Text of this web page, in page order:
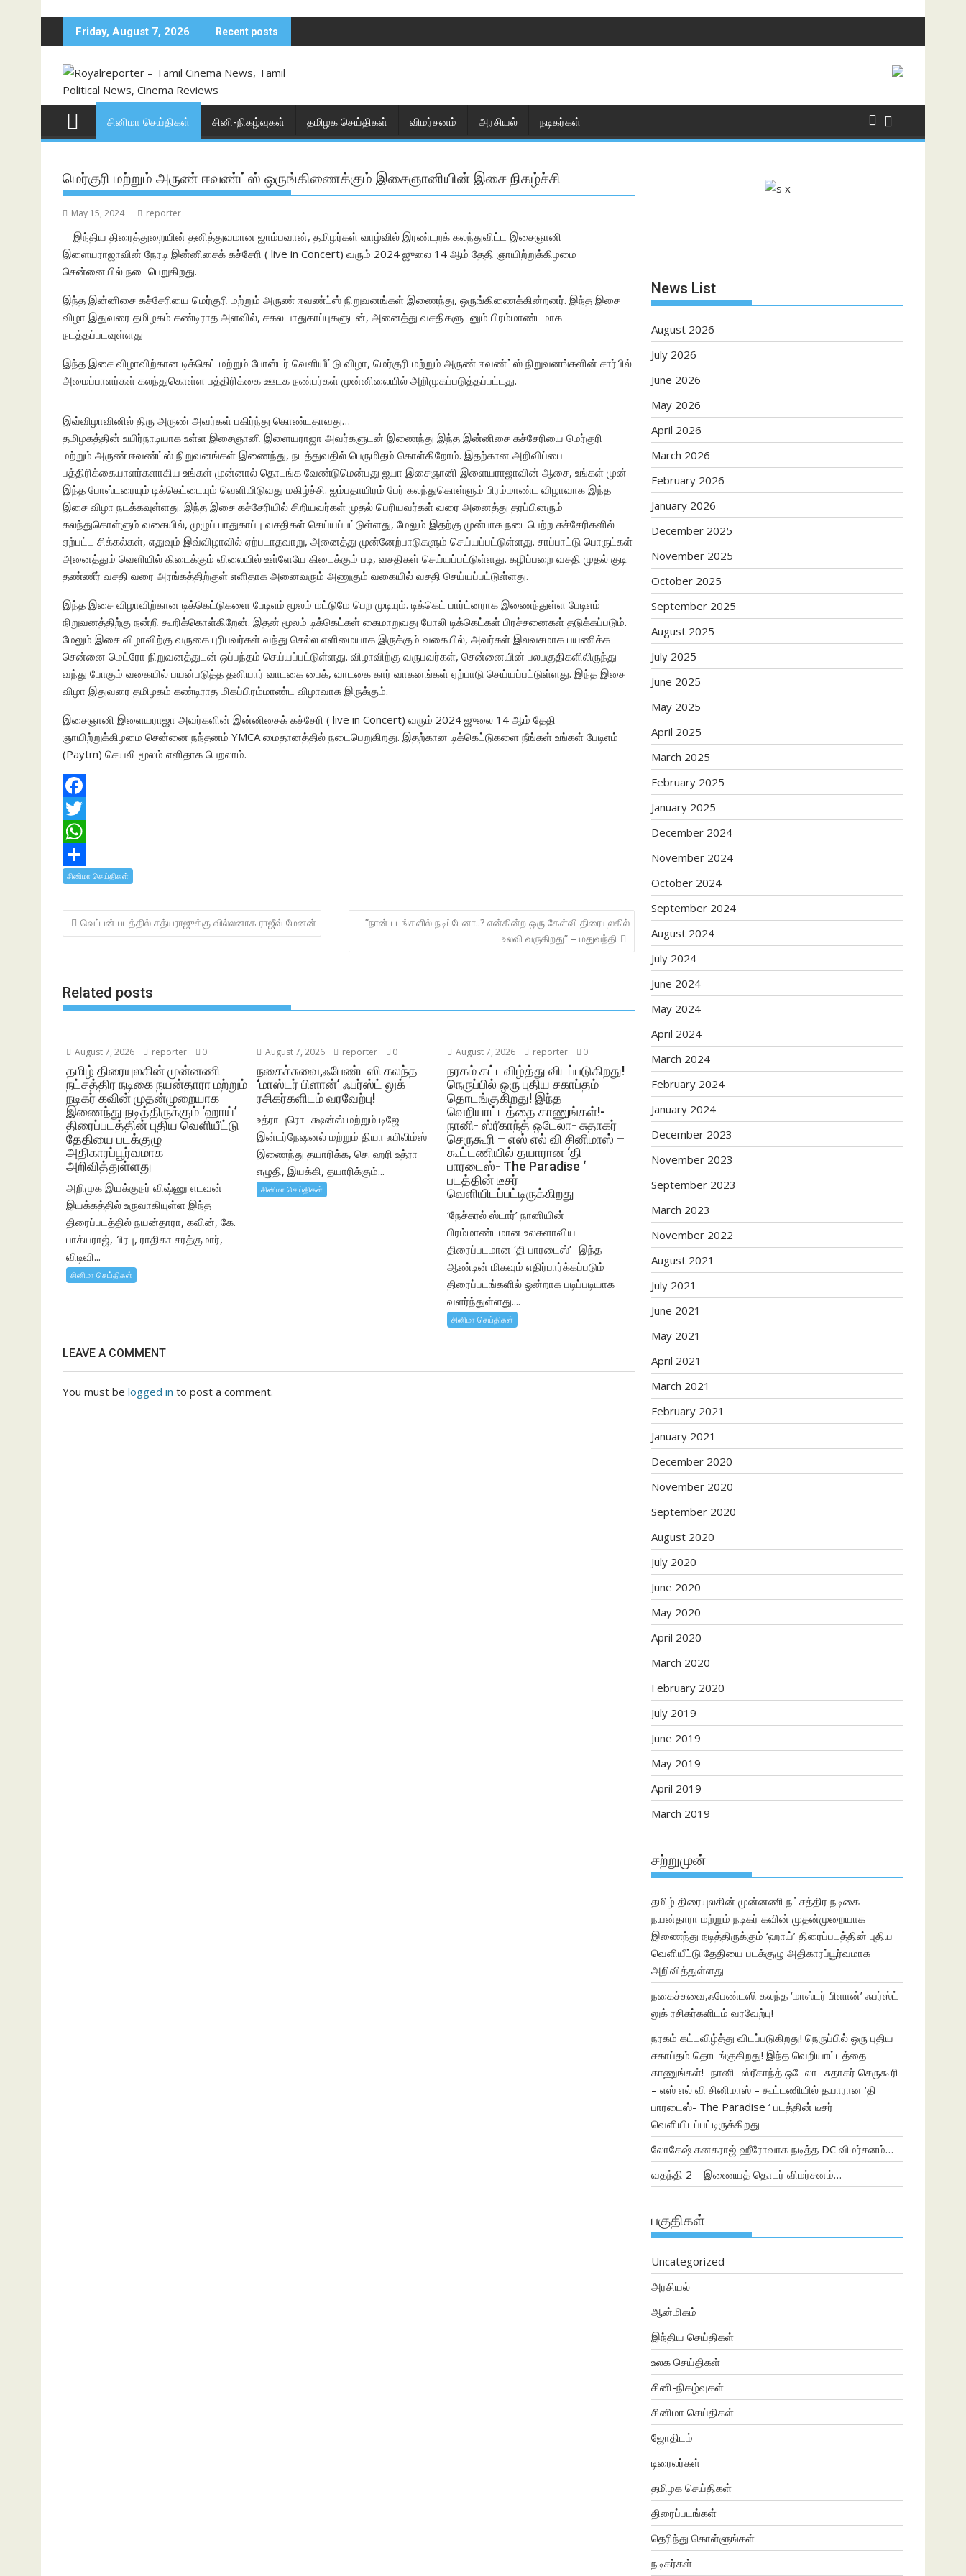
content
Friday, August 7, 2026 Recent posts
சினிமா செய்திகள் சினி-நிகழ்வுகள் தமிழக செய்திகள் விமர்சனம் அரசியல் நடிகர்கள்
மெர்குரி மற்றும் அருண் ஈவண்ட்ஸ் ஒருங்கிணைக்கும் இசைஞானியின் இசை நிகழ்ச்சி
May 15, 2024 reporter
இந்திய திரைத்துறையின் தனித்துவமான ஜாம்பவான், தமிழர்கள் வாழ்வில் இரண்டறக் கலந்துவிட்ட இசைஞானி
இளையராஜாவின் நேரடி இன்னிசைக் கச்சேரி ( live in Concert) வரும் 2024 ஜுலை 14 ஆம் தேதி ஞாயிற்றுக்கிழமை
சென்னையில் நடைபெறுகிறது.
இந்த இன்னிசை கச்சேரியை மெர்குரி மற்றும் அருண் ஈவண்ட்ஸ் நிறுவனங்கள் இணைந்து, ஒருங்கிணைக்கின்றனர். இந்த இசை
விழா இதுவரை தமிழகம் கண்டிராத அளவில், சகல பாதுகாப்புகளுடன், அனைத்து வசதிகளுடனும் பிரம்மாண்டமாக
நடத்தப்படவுள்ளது
இந்த இசை விழாவிற்கான டிக்கெட் மற்றும் போஸ்டர் வெளியீட்டு விழா, மெர்குரி மற்றும் அருண் ஈவண்ட்ஸ் நிறுவனங்களின் சார்பில்
அமைப்பாளர்கள் கலந்துகொள்ள பத்திரிக்கை ஊடக நண்பர்கள் முன்னிலையில் அறிமுகப்படுத்தப்பட்டது.
இவ்விழாவினில் திரு அருண் அவர்கள் பகிர்ந்து கொண்டதாவது…
தமிழகத்தின் உயிர்நாடியாக உள்ள இசைஞானி இளையராஜா அவர்களுடன் இணைந்து இந்த இன்னிசை கச்சேரியை மெர்குரி
மற்றும் அருண் ஈவண்ட்ஸ் நிறுவனங்கள் இணைந்து, நடத்துவதில் பெருமிதம் கொள்கிறோம். இதற்கான அறிவிப்பை
பத்திரிக்கையாளர்களாகிய உங்கள் முன்னால் தொடங்க வேண்டுமென்பது ஐயா இசைஞானி இளையராஜாவின் ஆசை, உங்கள் முன்
இந்த போஸ்டரையும் டிக்கெட்டையும் வெளியிடுவது மகிழ்ச்சி. ஐம்பதாயிரம் பேர் கலந்துகொள்ளும் பிரம்மாண்ட விழாவாக இந்த
இசை விழா நடக்கவுள்ளது. இந்த இசை கச்சேரியில் சிறியவர்கள் முதல் பெரியவர்கள் வரை அனைத்து தரப்பினரும்
கலந்துகொள்ளும் வகையில், முழுப் பாதுகாப்பு வசதிகள் செய்யப்பட்டுள்ளது, மேலும் இதற்கு முன்பாக நடைபெற்ற கச்சேரிகளில்
ஏற்பட்ட சிக்கல்கள், எதுவும் இவ்விழாவில் ஏற்படாதவாறு, அனைத்து முன்னேற்பாடுகளும் செய்யப்பட்டுள்ளது. சாப்பாட்டு பொருட்கள்
அனைத்தும் வெளியில் கிடைக்கும் விலையில் உள்ளேயே கிடைக்கும் படி, வசதிகள் செய்யப்பட்டுள்ளது. கழிப்பறை வசதி முதல் குடி
தண்ணீர் வசதி வரை அரங்கத்திற்குள் எளிதாக அனைவரும் அணுகும் வகையில் வசதி செய்யப்பட்டுள்ளது.
இந்த இசை விழாவிற்கான டிக்கெட்டுகளை பேடிஎம் மூலம் மட்டுமே பெற முடியும். டிக்கெட் பார்ட்னராக இணைந்துள்ள பேடிஎம்
நிறுவனத்திற்கு நன்றி கூறிக்கொள்கிறேன். இதன் மூலம் டிக்கெட்கள் கைமாறுவது போலி டிக்கெட்கள் பிரச்சனைகள் தடுக்கப்படும்.
மேலும் இசை விழாவிற்கு வருகை புரிபவர்கள் வந்து செல்ல எளிமையாக இருக்கும் வகையில், அவர்கள் இலவசமாக பயணிக்க
சென்னை மெட்ரோ நிறுவனத்துடன் ஒப்பந்தம் செய்யப்பட்டுள்ளது. விழாவிற்கு வருபவர்கள், சென்னையின் பலபகுதிகளிலிருந்து
வந்து போகும் வகையில் பயன்படுத்த தனியார் வாடகை பைக், வாடகை கார் வாகனங்கள் ஏற்பாடு செய்யப்பட்டுள்ளது. இந்த இசை
விழா இதுவரை தமிழகம் கண்டிராத மிகப்பிரம்மாண்ட விழாவாக இருக்கும்.
இசைஞானி இளையராஜா அவர்களின் இன்னிசைக் கச்சேரி ( live in Concert) வரும் 2024 ஜுலை 14 ஆம் தேதி
ஞாயிற்றுக்கிழமை சென்னை நந்தனம் YMCA மைதானத்தில் நடைபெறுகிறது. இதற்கான டிக்கெட்டுகளை நீங்கள் உங்கள் பேடிஎம்
(Paytm) செயலி மூலம் எளிதாக பெறலாம்.
F
a
e
T
w
W
h
p
Sசினிமா செய்திகள்
Post
navigation
வெப்பன் படத்தில் சத்யராஜுக்கு வில்லனாக ராஜீவ் மேனன்
”நான் படங்களில் நடிப்பேனா..? என்கின்ற ஒரு கேள்வி திரையுலகில்
உலவி வருகிறது” – மதுவந்தி
Related posts
August 7, 2026 reporter 0
தமிழ் திரையுலகின் முன்னணி
நட்சத்திர நடிகை நயன்தாரா மற்றும்
நடிகர் கவின் முதன்முறையாக
இணைந்து நடித்திருக்கும் ‘ஹாய்’
திரைப்படத்தின் புதிய வெளியீட்டு
தேதியை படக்குழு
அதிகாரப்பூர்வமாக
அறிவித்துள்ளது
அறிமுக இயக்குநர் விஷ்ணு எடவன்
இயக்கத்தில் உருவாகியுள்ள இந்த
திரைப்படத்தில் நயன்தாரா, கவின், கே.
பாக்யராஜ், பிரபு, ராதிகா சரத்குமார்,
விடிவி...
சினிமா செய்திகள்
August 7, 2026 reporter 0
நகைச்சுவை,ஃபேண்டஸி கலந்த
‘மாஸ்டர் பிளான்’ ஃபர்ஸ்ட் லுக்
ரசிகர்களிடம் வரவேற்பு!
உத்ரா புரொடக்ஷன்ஸ் மற்றும் டிஜே
இன்டர்நேஷனல் மற்றும் தியா ஃபிலிம்ஸ்
இணைந்து தயாரிக்க, செ. ஹரி உத்ரா
எழுதி, இயக்கி, தயாரிக்கும்...
சினிமா செய்திகள்
August 7, 2026 reporter 0
நரகம் கட்டவிழ்த்து விடப்படுகிறது!
நெருப்பில் ஒரு புதிய சகாப்தம்
தொடங்குகிறது! இந்த
வெறியாட்டத்தை காணுங்கள்!-
நானி- ஸ்ரீகாந்த் ஒடேலா- சுதாகர்
செருகூரி – எஸ் எல் வி சினிமாஸ் –
கூட்டணியில் தயாரான ‘தி
பாரடைஸ்- The Paradise ‘
படத்தின் டீசர்
வெளியிடப்பட்டிருக்கிறது
‘நேச்சுரல் ஸ்டார்’ நானியின்
பிரம்மாண்டமான உலகளாவிய
திரைப்படமான ‘தி பாரடைஸ்’- இந்த
ஆண்டின் மிகவும் எதிர்பார்க்கப்படும்
திரைப்படங்களில் ஒன்றாக படிப்படியாக
வளர்ந்துள்ளது....
சினிமா செய்திகள்
LEAVE A COMMENT
You must be logged in to post a comment.
News List
August 2026
July 2026
June 2026
May 2026
April 2026
March 2026
February 2026
January 2026
December 2025
November 2025
October 2025
September 2025
August 2025
July 2025
June 2025
May 2025
April 2025
March 2025
February 2025
January 2025
December 2024
November 2024
October 2024
September 2024
August 2024
July 2024
June 2024
May 2024
April 2024
March 2024
February 2024
January 2024
December 2023
November 2023
September 2023
March 2023
November 2022
August 2021
July 2021
June 2021
May 2021
April 2021
March 2021
February 2021
January 2021
December 2020
November 2020
September 2020
August 2020
July 2020
June 2020
May 2020
April 2020
March 2020
February 2020
July 2019
June 2019
May 2019
April 2019
March 2019
சற்றுமுன்
தமிழ் திரையுலகின் முன்னணி நட்சத்திர நடிகை
நயன்தாரா மற்றும் நடிகர் கவின் முதன்முறையாக
இணைந்து நடித்திருக்கும் ‘ஹாய்’ திரைப்படத்தின் புதிய
வெளியீட்டு தேதியை படக்குழு அதிகாரப்பூர்வமாக
அறிவித்துள்ளது
நகைச்சுவை,ஃபேண்டஸி கலந்த ‘மாஸ்டர் பிளான்’ ஃபர்ஸ்ட்
லுக் ரசிகர்களிடம் வரவேற்பு!
நரகம் கட்டவிழ்த்து விடப்படுகிறது! நெருப்பில் ஒரு புதிய
சகாப்தம் தொடங்குகிறது! இந்த வெறியாட்டத்தை
காணுங்கள்!- நானி- ஸ்ரீகாந்த் ஒடேலா- சுதாகர் செருகூரி
– எஸ் எல் வி சினிமாஸ் – கூட்டணியில் தயாரான ‘தி
பாரடைஸ்- The Paradise ‘ படத்தின் டீசர்
வெளியிடப்பட்டிருக்கிறது
லோகேஷ் கனகராஜ் ஹீரோவாக நடித்த DC விமர்சனம்…
வதந்தி 2 – இணையத் தொடர் விமர்சனம்…
பகுதிகள்
Uncategorized
அரசியல்
ஆன்மிகம்
இந்திய செய்திகள்
உலக செய்திகள்
சினி-நிகழ்வுகள்
சினிமா செய்திகள்
ஜோதிடம்
டிரைலர்கள்
தமிழக செய்திகள்
திரைப்படங்கள்
தெரிந்து கொள்ளுங்கள்
நடிகர்கள்